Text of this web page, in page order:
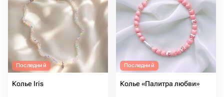
Последний
Колье Iris
Последний
Колье «Палитра любви»